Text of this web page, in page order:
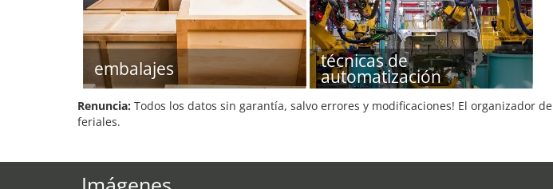
embalajes técnicas de
automatización
Renuncia: Todos los datos sin garantía, salvo errores y modificaciones! El organizador
feriales.